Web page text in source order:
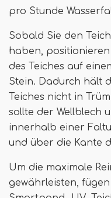
pro Stunde
Sobald Sie den
haben,
des Teiches auf
Stein. Dadurch hält
Teiches nicht in
sollte der Wellblech
innerhalb einer
und über die Kante
Um die maximale
gewährleisten,